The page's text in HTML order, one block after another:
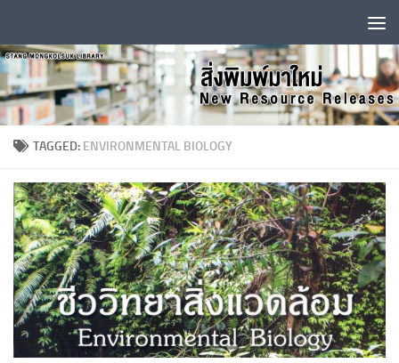
TAGGED: ENVIRONMENTAL BIOLOGY